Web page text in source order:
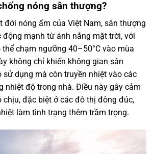
nóng sân thượng?
đới nóng ẩm của Việt Nam, sân thượng
động mạnh từ ánh nắng mặt trời, với
chạm ngưỡng 40–50°C vào mùa
không chỉ khiến không gian sân
sử dụng mà còn truyền nhiệt vào các
nhiệt độ trong nhà. Điều này gây cảm
chịu, đặc biệt ở các đô thị đông đúc,
làm tình trạng thêm trầm trọng.